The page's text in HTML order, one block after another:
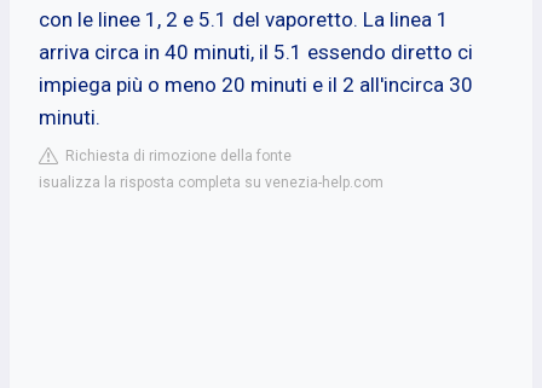
con le linee 1, 2 e 5.1 del vaporetto. La linea 1
arriva circa in 40 minuti, il 5.1 essendo diretto ci
impiega più o meno 20 minuti e il 2 all'incirca 30
minuti.
Richiesta di rimozione della fonte
isualizza la risposta completa su venezia-help.com